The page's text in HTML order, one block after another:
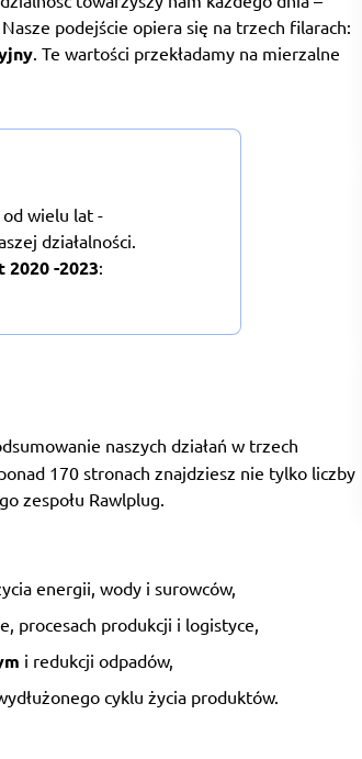
podejście opiera się na trzech filarach:
. Te wartości przekładamy na mierzalne
wielu lat -
działalności.
-2023:
naszych działań w trzech
170 stronach znajdziesz nie tylko liczby
zespołu Rawlplug.
energii, wody i surowców,
procesach produkcji i logistyce,
i redukcji odpadów,
cyklu życia produktów.